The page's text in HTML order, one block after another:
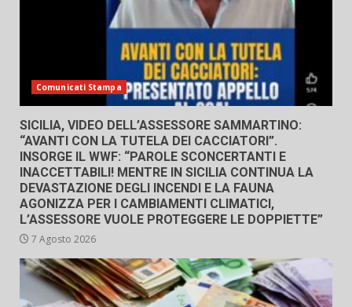
Comunicati Stampa
SICILIA, VIDEO DELL’ASSESSORE SAMMARTINO:
“AVANTI CON LA TUTELA DEI CACCIATORI”.
INSORGE IL WWF: “PAROLE SCONCERTANTI E
INACCETTABILI! MENTRE IN SICILIA CONTINUA LA
DEVASTAZIONE DEGLI INCENDI E LA FAUNA
AGONIZZA PER I CAMBIAMENTI CLIMATICI,
L’ASSESSORE VUOLE PROTEGGERE LE DOPPIETTE”
7 Agosto 2026